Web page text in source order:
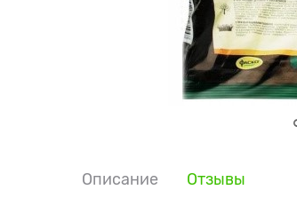
Описание Отзывы